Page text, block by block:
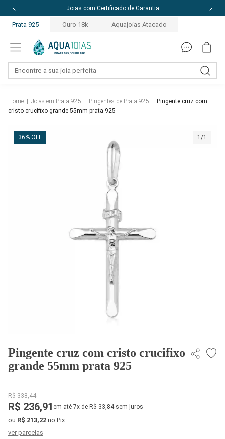
10% off com o cupom: PRIMEIRACOMPRA
Prata 925 Ouro 18k Aquajoias Atacado
Home Joias em Prata 925 Pingentes de Prata 925
Pingente cruz com
cristo crucifixo grande 55mm prata 925
36% OFF 1/1
Pingente cruz com cristo crucifixo
grande 55mm prata 925
R$ 338,44
R$ 236,91 em até 7x de R$ 33,84 sem juros
ou R$ 213,22 no Pix
ver parcelas